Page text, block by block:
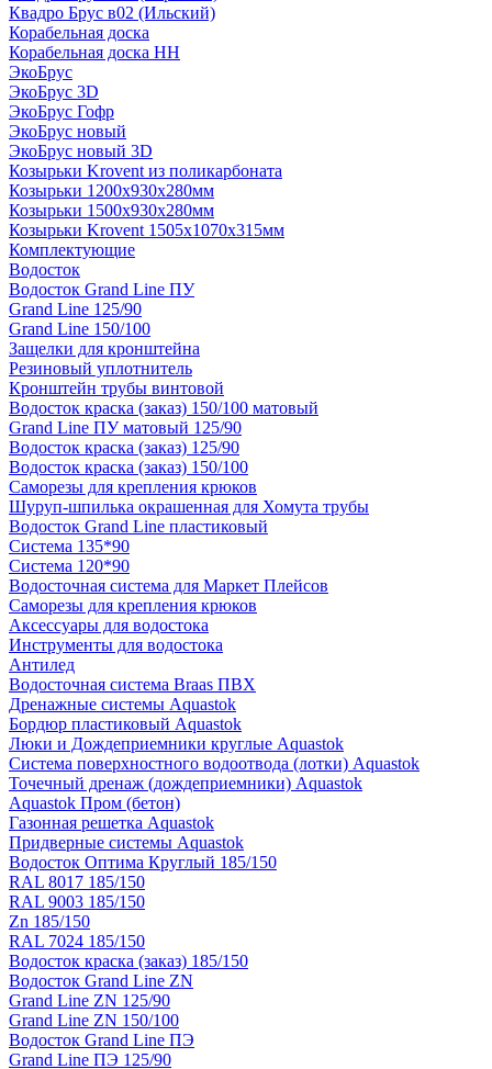
Квадро Брус в02 (Ильский)
Корабельная доска
Корабельная доска НН
ЭкоБрус
ЭкоБрус 3D
ЭкоБрус Гофр
ЭкоБрус новый
ЭкоБрус новый 3D
Козырьки Krovent из поликарбоната
Козырьки 1200х930х280мм
Козырьки 1500х930х280мм
Козырьки Krovent 1505х1070х315мм
Комплектующие
Водосток
Водосток Grand Line ПУ
Grand Line 125/90
Grand Line 150/100
Защелки для кронштейна
Резиновый уплотнитель
Кронштейн трубы винтовой
Водосток краска (заказ) 150/100 матовый
Grand Line ПУ матовый 125/90
Водосток краска (заказ) 125/90
Водосток краска (заказ) 150/100
Саморезы для крепления крюков
Шуруп-шпилька окрашенная для Хомута трубы
Водосток Grand Line пластиковый
Система 135*90
Система 120*90
Водосточная система для Маркет Плейсов
Саморезы для крепления крюков
Аксессуары для водостока
Инструменты для водостока
Антилед
Водосточная система Braas ПВХ
Дренажные системы Aquastok
Бордюр пластиковый Aquastok
Люки и Дождеприемники круглые Aquastok
Система поверхностного водоотвода (лотки) Aquastok
Точечный дренаж (дождеприемники) Aquastok
Aquastok Пром (бетон)
Газонная решетка Aquastok
Придверные системы Aquastok
Водосток Оптима Круглый 185/150
RAL 8017 185/150
RAL 9003 185/150
Zn 185/150
RAL 7024 185/150
Водосток краска (заказ) 185/150
Водосток Grand Line ZN
Grand Line ZN 125/90
Grand Line ZN 150/100
Водосток Grand Line ПЭ
Grand Line ПЭ 125/90